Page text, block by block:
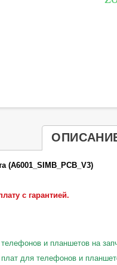
(A6001_SIMB_PCB_V3)
с гарантией.
и планшетов на
плат для телефонов и